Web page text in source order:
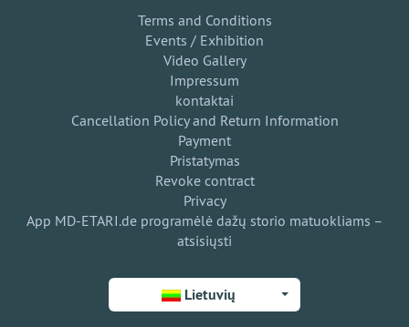
Terms and Conditions
Events / Exhibition
Video Gallery
Impressum
kontaktai
Cancellation Policy and Return Information
Payment
Pristatymas
Revoke contract
Privacy
App MD-ETARI.de programėlė dažų storio matuokliams –
atsisiųsti
Lietuvių